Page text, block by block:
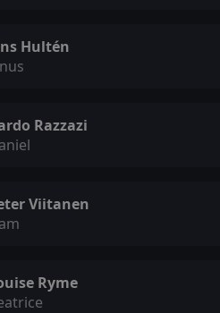
Hultén
Razzazi
Viitanen
Ryme